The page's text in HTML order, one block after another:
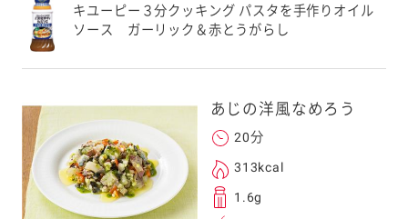
キユーピー３分クッキング パスタを手作りオイル
ソース ガーリック＆赤とうがらし
あじの洋風なめろう
20分
313kcal
1.6g